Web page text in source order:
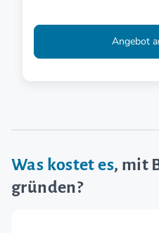
Angebot
Was kostet es, mit
gründen?